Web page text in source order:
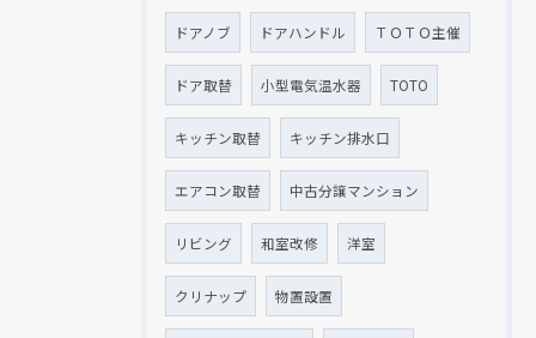
ドアノブ ドアハンドル ＴＯＴＯ主催
ドア取替 小型電気温水器 TOTO
キッチン取替 キッチン排水口
エアコン取替 中古分譲マンション
リビング 和室改修 洋室
クリナップ 物置設置